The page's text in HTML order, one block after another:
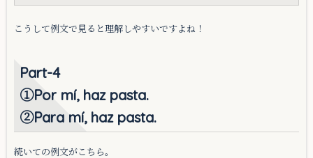
こうして例文で見ると理解しやすいですよね！
Part-4
①Por mí, haz pasta.
②Para mí, haz pasta.
続いての例文がこちら。